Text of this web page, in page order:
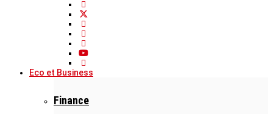
Eco et Business
Finance